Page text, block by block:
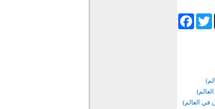
FacebookTwitter
في العالم)